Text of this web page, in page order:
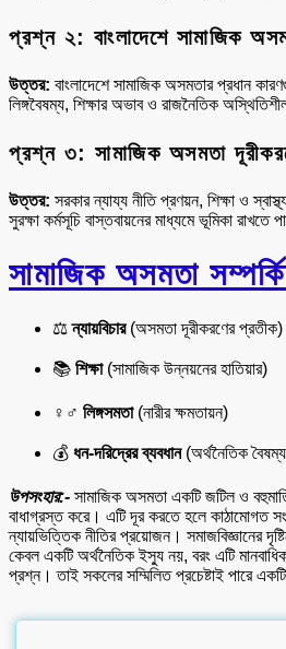
প্রশ্ন ২: বাংলাদেশে সামাজিক
উত্তর: বাংলাদেশে সামাজিক অসমতার প্রধান
লিঙ্গবৈষম্য, শিক্ষার অভাব ও রাজনৈতিক
প্রশ্ন ৩: সামাজিক অসমতা
উত্তর: সরকার ন্যায্য নীতি প্রণয়ন, শিক্ষা ও
সুরক্ষা কর্মসূচি বাস্তবায়নের মাধ্যমে ভূমিকা রাখতে
সামাজিক অসমতা
⚖️ন্যায়বিচার(অসমতা দূরীকরণের প্রতীক)
📚 শিক্ষা(সামাজিক উন্নয়নের হাতিয়ার)
♀️♂️ লিঙ্গসমতা(নারীর ক্ষমতায়ন)
💰 ধন-দরিদ্রের ব্যবধান(অর্থনৈতিক
উপসংহার:- সামাজিক অসমতা একটি জটিল ও
বাধাগ্রস্ত করে। এটি দূর করতে হলে কাঠামোগত
ন্যায়ভিত্তিক নীতির প্রয়োজন। সমাজবিজ্ঞানের
কেবল একটি অর্থনৈতিক ইস্যু নয়, বরং এটি
প্রশ্ন। তাই সকলের সম্মিলিত প্রচেষ্টাই পারে